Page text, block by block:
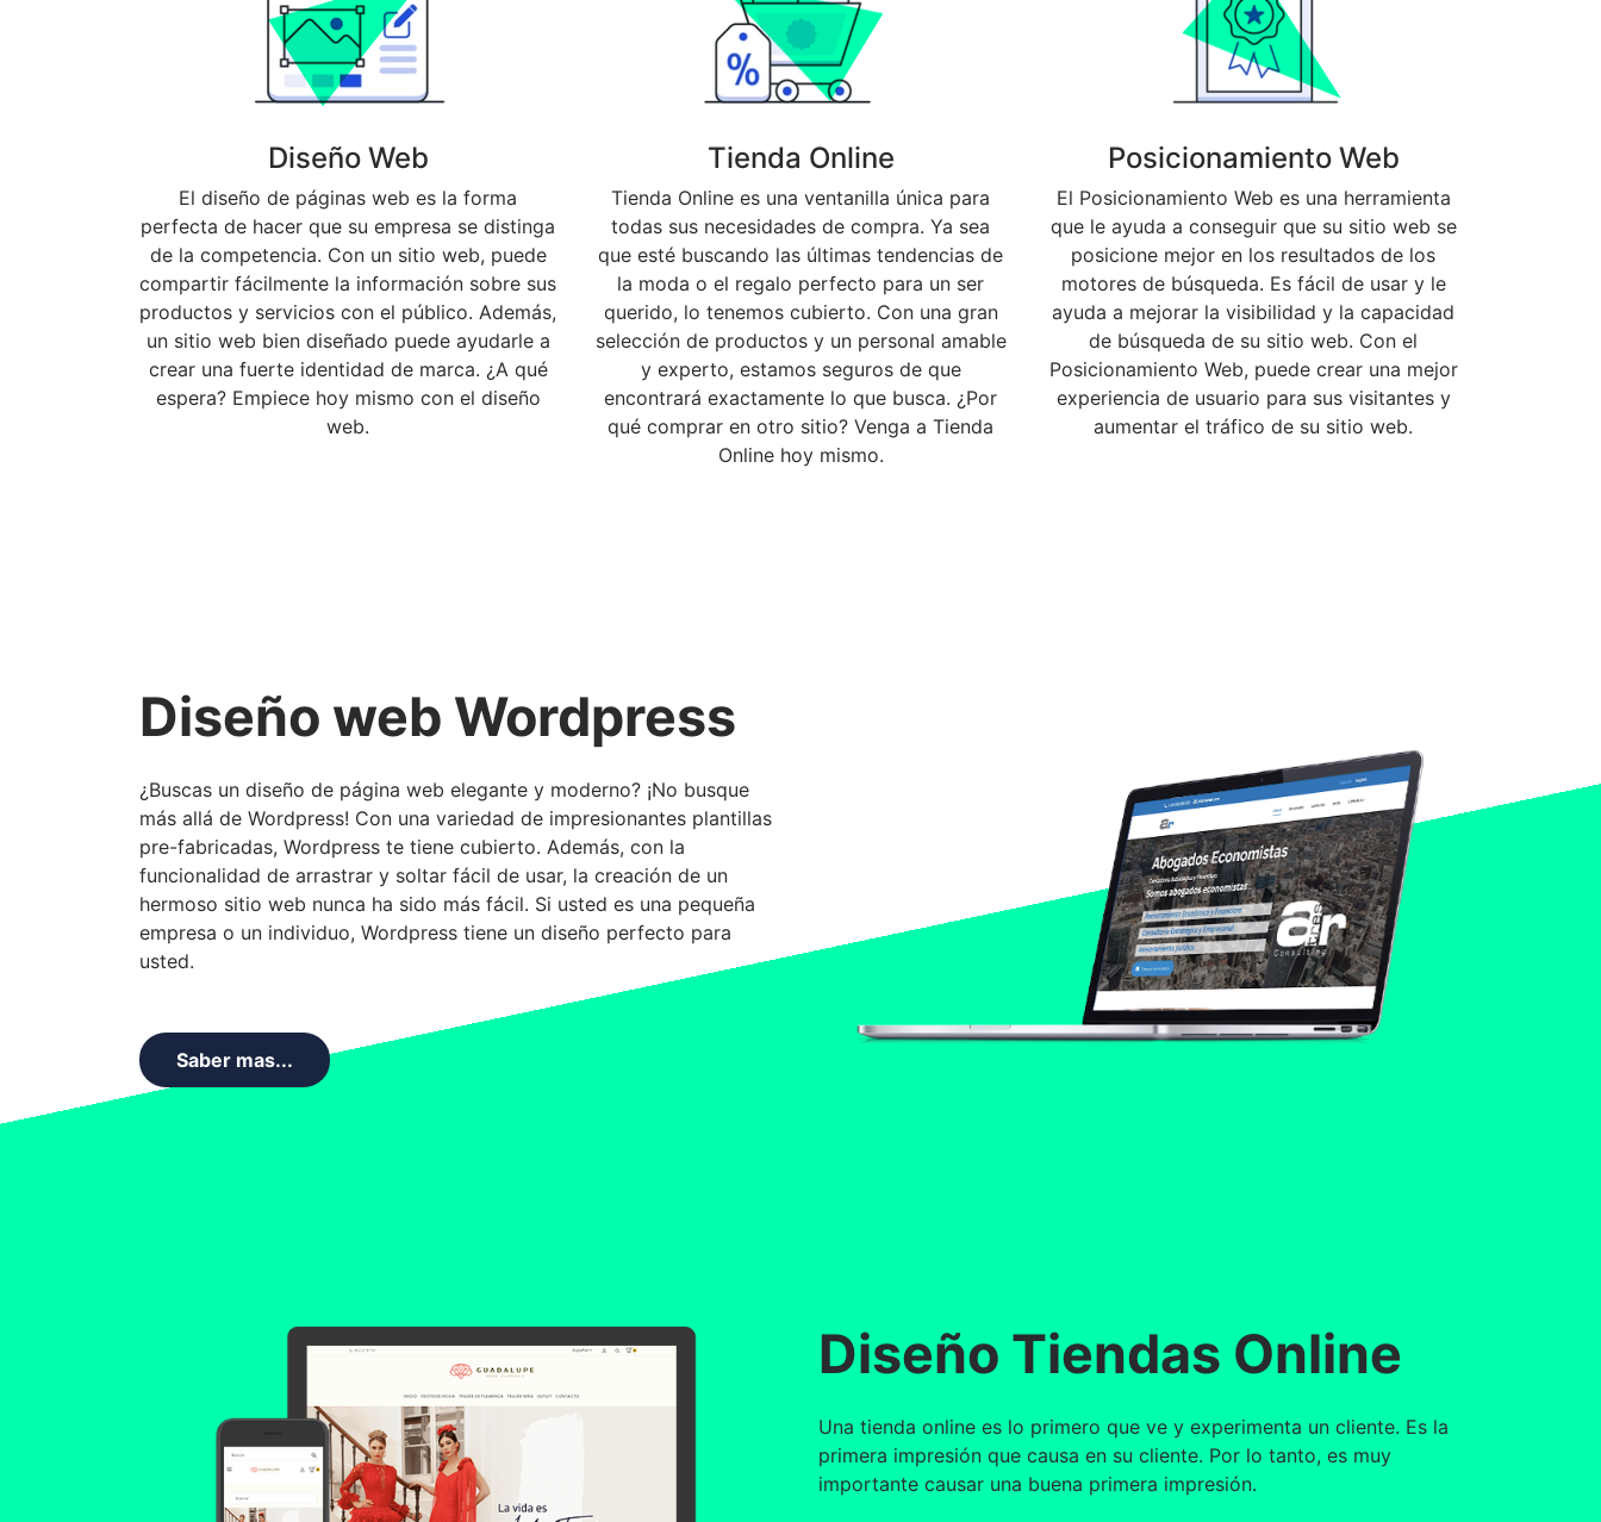
Diseño Web
El diseño de páginas web es la forma
perfecta de hacer que su empresa se distinga
de la competencia. Con un sitio web, puede
compartir fácilmente la información sobre sus
productos y servicios con el público. Además,
un sitio web bien diseñado puede ayudarle a
crear una fuerte identidad de marca. ¿A qué
espera? Empiece hoy mismo con el diseño
web.
Tienda Online
Tienda Online es una ventanilla única para
todas sus necesidades de compra. Ya sea
que esté buscando las últimas tendencias de
la moda o el regalo perfecto para un ser
querido, lo tenemos cubierto. Con una gran
selección de productos y un personal amable
y experto, estamos seguros de que
encontrará exactamente lo que busca. ¿Por
qué comprar en otro sitio? Venga a Tienda
Online hoy mismo.
Posicionamiento Web
El Posicionamiento Web es una herramienta
que le ayuda a conseguir que su sitio web se
posicione mejor en los resultados de los
motores de búsqueda. Es fácil de usar y le
ayuda a mejorar la visibilidad y la capacidad
de búsqueda de su sitio web. Con el
Posicionamiento Web, puede crear una mejor
experiencia de usuario para sus visitantes y
aumentar el tráfico de su sitio web.
Diseño web Wordpress
¿Buscas un diseño de página web elegante y moderno? ¡No busque
más allá de Wordpress! Con una variedad de impresionantes plantillas
pre-fabricadas, Wordpress te tiene cubierto. Además, con la
funcionalidad de arrastrar y soltar fácil de usar, la creación de un
hermoso sitio web nunca ha sido más fácil. Si usted es una pequeña
empresa o un individuo, Wordpress tiene un diseño perfecto para
usted.
Saber mas...
Diseño Tiendas Online
Una tienda online es lo primero que ve y experimenta un cliente. Es la
primera impresión que causa en su cliente. Por lo tanto, es muy
importante causar una buena primera impresión.